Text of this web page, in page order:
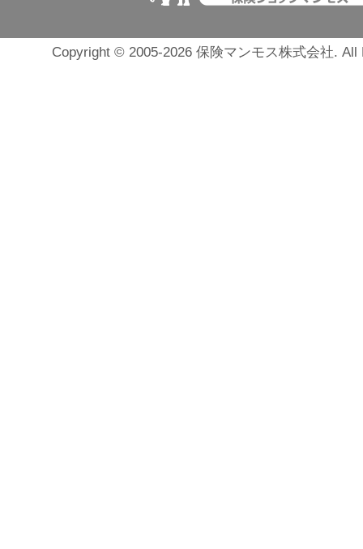
Copyright © 2005-2026 保険マンモス株式会社. All